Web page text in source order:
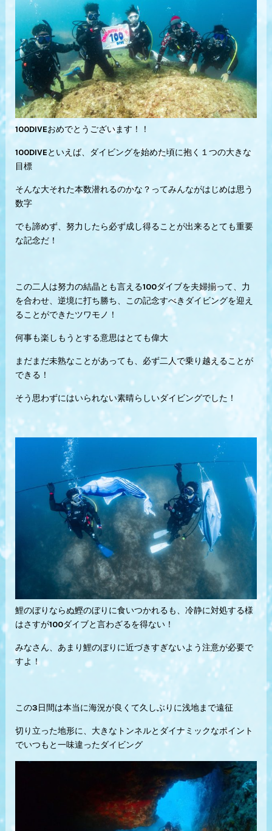
100DIVEおめでとうございます！！
100DIVEといえば、ダイビングを始めた頃に抱く１つの大きな
目標
そんな大それた本数潜れるのかな？ってみんながはじめは思う
数字
でも諦めず、努力したら必ず成し得ることが出来るとても重要
な記念だ！
この二人は努力の結晶とも言える100ダイブを夫婦揃って、力
を合わせ、逆境に打ち勝ち、この記念すべきダイビングを迎え
ることができたツワモノ！
何事も楽しもうとする意思はとても偉大
まだまだ未熟なことがあっても、必ず二人で乗り越えることが
できる！
そう思わずにはいられない素晴らしいダイビングでした！
鯉のぼりならぬ鰹のぼりに食いつかれるも、冷静に対処する様
はさすが100ダイブと言わざるを得ない！
みなさん、あまり鯉のぼりに近づきすぎないよう注意が必要で
すよ！
この3日間は本当に海況が良くて久しぶりに浅地まで遠征
切り立った地形に、大きなトンネルとダイナミックなポイント
でいつもと一味違ったダイビング